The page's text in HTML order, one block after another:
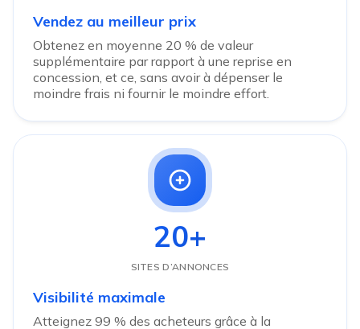
Vendez au meilleur prix
Obtenez en moyenne 20 % de valeur
supplémentaire par rapport à une reprise en
concession, et ce, sans avoir à dépenser le
moindre frais ni fournir le moindre effort.
20+
SITES D’ANNONCES
Visibilité maximale
Atteignez 99 % des acheteurs grâce à la